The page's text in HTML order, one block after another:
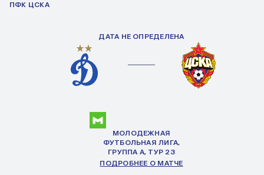
ПФК ЦСКА
ДАТА НЕ ОПРЕДЕЛЕНА
МОЛОДЕЖНАЯ
ФУТБОЛЬНАЯ ЛИГА,
ГРУППА А, ТУР 23
ПОДРОБНЕЕ О МАТЧЕ